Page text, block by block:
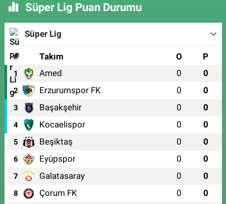
Süper Lig Puan Durumu
Süper Lig
# Takım O P
1 Amed 0 0
2 Erzurumspor FK 0 0
3 Başakşehir 0 0
4 Kocaelispor 0 0
5 Beşiktaş 0 0
6 Eyüpspor 0 0
7 Galatasaray 0 0
8 Çorum FK 0 0